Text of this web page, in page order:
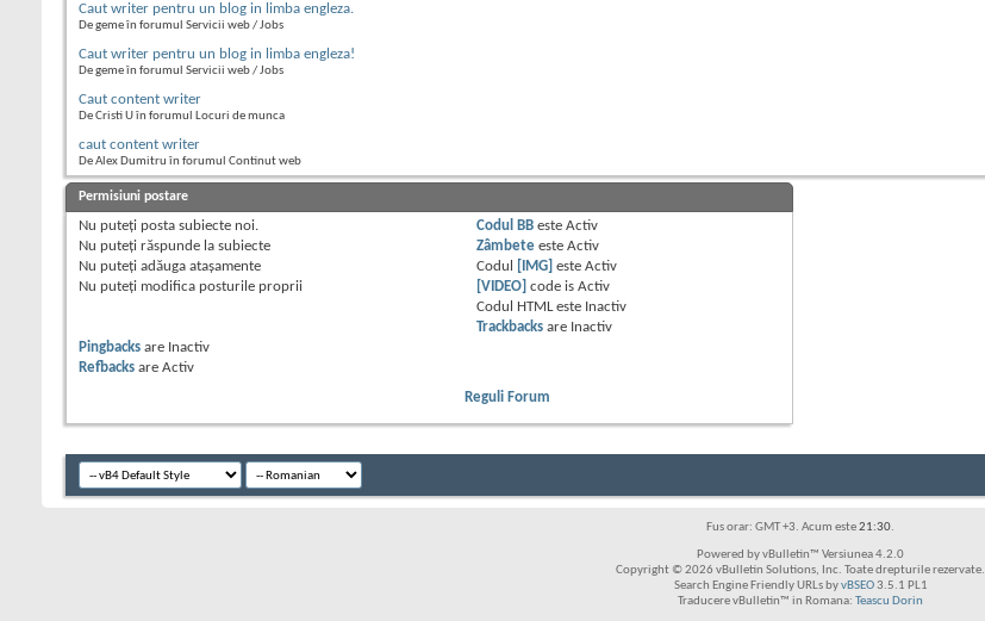
Caut writer pentru un blog in limba engleza.
De geme în forumul Servicii web / Jobs
Caut writer pentru un blog in limba engleza!
De geme în forumul Servicii web / Jobs
Caut content writer
De Cristi U în forumul Locuri de munca
caut content writer
De Alex Dumitru în forumul Continut web
Permisiuni postare
Nu puteţi posta subiecte noi.
Nu puteţi răspunde la subiecte
Nu puteţi adăuga ataşamente
Nu puteţi modifica posturile proprii
Codul BB esteActiv
Zâmbete esteActiv
Codul
[IMG] esteActiv
[VIDEO] code isActiv
Codul HTML este Inactiv
Trackbacks are Inactiv
Pingbacks are Inactiv
Refbacks are Activ
Reguli Forum
Fus orar: GMT +3. Acum este21:30.
Powered by vBulletin™ Versiunea 4.2.0
Copyright © 2026 vBulletin Solutions, Inc. Toate drepturile rezervate.
Search Engine Friendly URLs byvBSEO3.5.1 PL1
Traducere vBulletin™ in Romana: Teascu Dorin